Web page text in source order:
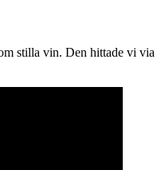
stilla vin. Den hittade vi via